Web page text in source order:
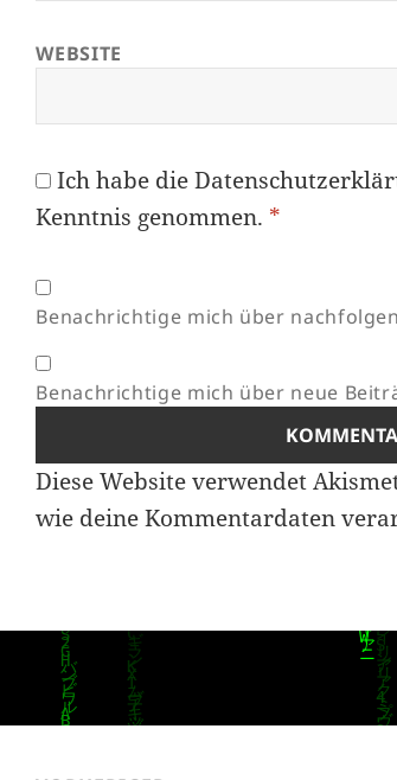
WEBSITE
Ich habe die
Kenntnis genommen. *
Benachrichtige mich über
Benachrichtige mich über neue
Diese Website verwendet
wie deine Kommentardaten